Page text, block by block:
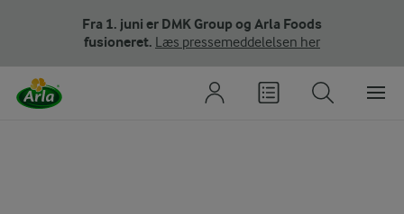
Fra 1. juni er DMK Group og Arla Foods
fusioneret. Læs pressemeddelelsen her